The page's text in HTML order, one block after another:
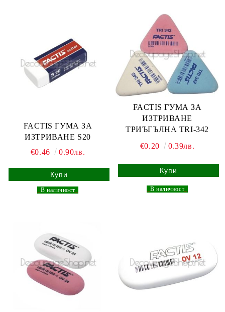
FACTIS ГУМА ЗА
ИЗТРИВАНЕ S20
€0.46
0.90лв.
В наличност
FACTIS ГУМА ЗА
ИЗТРИВАНЕ
ТРИЪГЪЛНА TRI-342
€0.20
0.39лв.
В наличност